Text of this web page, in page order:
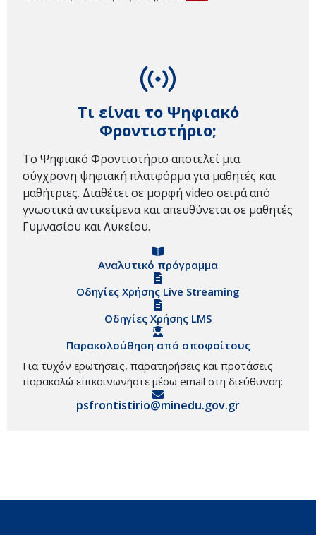
Τι είναι το Ψηφιακό
Φροντιστήριο;
Το Ψηφιακό Φροντιστήριο αποτελεί μια
σύγχρονη ψηφιακή πλατφόρμα για μαθητές και
μαθήτριες. Διαθέτει σε μορφή video σειρά από
γνωστικά αντικείμενα και απευθύνεται σε μαθητές
Γυμνασίου και Λυκείου.
Αναλυτικό πρόγραμμα
Οδηγίες Χρήσης Live Streaming
Οδηγίες Χρήσης LMS
Παρακολούθηση από αποφοίτους
Για τυχόν ερωτήσεις, παρατηρήσεις και προτάσεις
παρακαλώ επικοινωνήστε μέσω email στη διεύθυνση:
psfrontistirio@minedu.gov.gr